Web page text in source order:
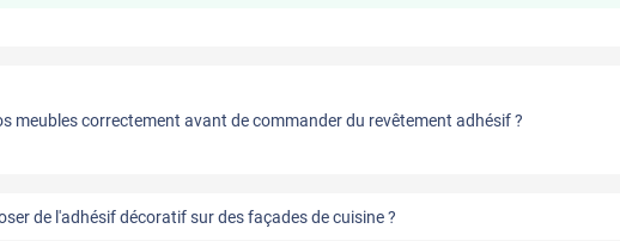
meubles correctement avant de commander du revêtement adhésif ?
de l'adhésif décoratif sur des façades de cuisine ?